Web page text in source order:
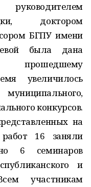
доктором
БГПУ имени
была дана
прошедшему
увеличилось
конкурсов.
на
16 заняли
6 семинаров
и
участникам